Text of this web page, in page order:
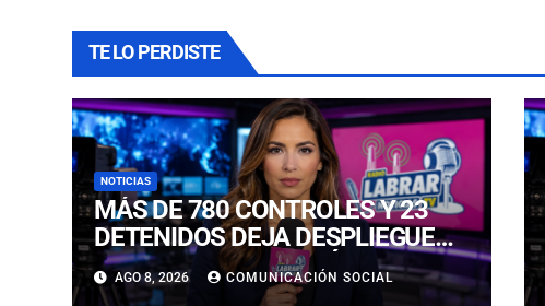
TE LO PERDISTE
NOTICIAS
MÁS DE 780 CONTROLES Y 23
DETENIDOS DEJA DESPLIEGUE
POLICIAL EN COPIAPÓ Y
CALDERA
AGO 8, 2026 COMUNICACIÓN SOCIAL